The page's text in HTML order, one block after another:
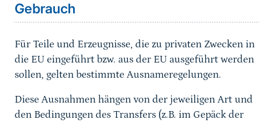
Gebrauch
Für Teile und Erzeugnisse, die zu privaten Zwecken in
die EU eingeführt bzw. aus der EU ausgeführt werden
sollen, gelten bestimmte Ausnameregelungen.
Diese Ausnahmen hängen von der jeweiligen Art und
den Bedingungen des Transfers (z.B. im Gepäck der